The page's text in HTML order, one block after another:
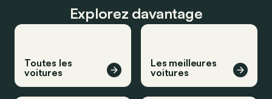
Explorez davantage
Toutes les
voitures
Les meilleures
voitures